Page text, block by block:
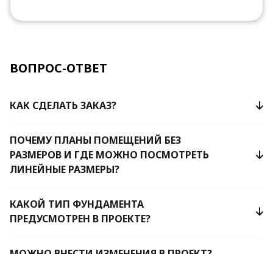
ВОПРОС-ОТВЕТ
КАК СДЕЛАТЬ ЗАКАЗ?
ПОЧЕМУ ПЛАНЫ ПОМЕЩЕНИЙ БЕЗ
РАЗМЕРОВ И ГДЕ МОЖНО ПОСМОТРЕТЬ
ЛИНЕЙНЫЕ РАЗМЕРЫ?
КАКОЙ ТИП ФУНДАМЕНТА
ПРЕДУСМОТРЕН В ПРОЕКТЕ?